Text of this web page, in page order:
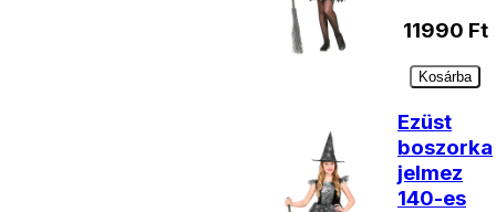
11990 Ft
Kosárba
Ezüst
boszorka
jelmez
140-es